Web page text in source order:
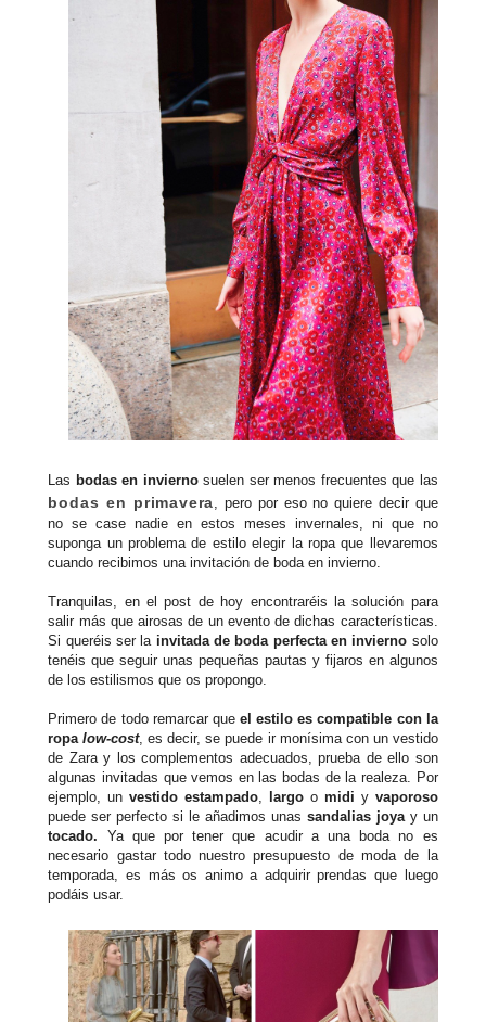
Las bodas en inviernosuelen ser menos frecuentes que las
bodas en primavera, pero por eso no quiere decir que
no se case nadie en estos meses invernales, ni que no
suponga un problema de estilo elegir la ropa que llevaremos
cuando recibimos una invitación de boda en invierno.
Tranquilas, en el post de hoy encontraréis la solución para
salir más que airosas de un evento de dichas características.
Si queréis ser la invitada de boda perfecta en invierno solo
tenéis que seguir unas pequeñas pautas y fijaros en algunos
de los estilismos que os propongo.
Primero de todo remarcar que el estilo es compatible con la
ropalow-cost, es decir, se puede ir monísima con un vestido
de Zara y los complementos adecuados, prueba de ello son
algunas invitadas que vemos en las bodas de la realeza. Por
ejemplo, unvestido estampado, largo o midi y vaporoso
puede ser perfecto si le añadimos unas sandalias joyay un
tocado. Ya que por tener que acudir a una boda no es
necesario gastar todo nuestro presupuesto de moda de la
temporada, es más os animo a adquirir prendas que luego
podáis usar.